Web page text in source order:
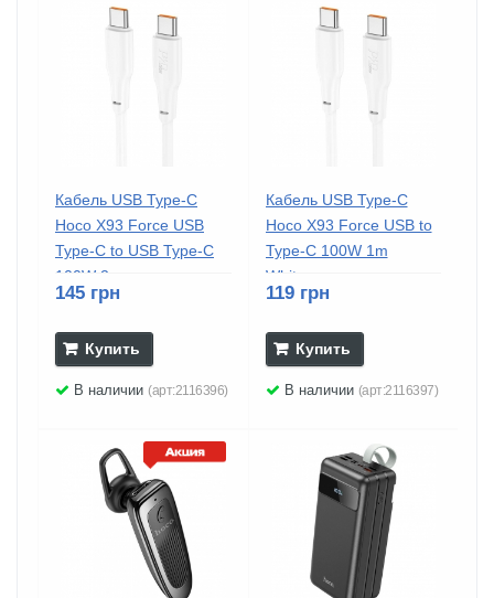
Кабель USB Type-C
Hoco X93 Force USB
Type-C to USB Type-C
100W 2m...
145 грн
Купить
В наличии (арт:2116396)
Кабель USB Type-C
Hoco X93 Force USB to
Type-C 100W 1m
White...
119 грн
Купить
В наличии (арт:2116397)